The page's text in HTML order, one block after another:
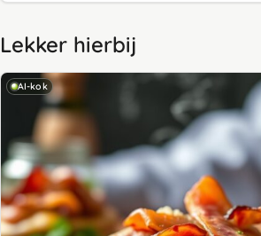
Lekker hierbij
AI-kok